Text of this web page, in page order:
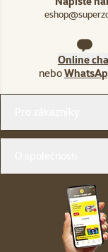
Online
nebo